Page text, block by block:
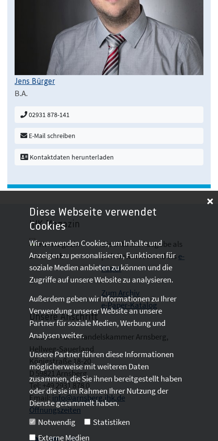
Jens Bürger
B.A.
02931 878-141
E-Mail schreiben
Kontaktdaten herunterladen
IHK-Magazin
Die aktuelle Ausgabe als
pdf- Downloadund als e-
Paper
Zum Archiv
e-Paper-Katalog
Unsere Anschrift
Industrie- und Handelskammer Arnsberg,
Hellweg-Sauerland
Königstraße 18-20
D 59821 Arnsberg
Tel: +49 2931 878 0
Email: info@arnsberg.ihk.de
Öffnungszeiten
Diese Webseite verwendet
Cookies
Wir verwenden Cookies, um Inhalte und
Anzeigen zu personalisieren, Funktionen für
soziale Medien anbieten zu können und die
Zugriffe auf unsere Website zu analysieren.
Außerdem geben wir Informationen zu Ihrer
Verwendung unserer Website an unsere
Partner für soziale Medien, Werbung und
Analysen weiter.
Unsere Partner führen diese Informationen
möglicherweise mit weiteren Daten
zusammen, die Sie ihnen bereitgestellt haben
oder die sie im Rahmen Ihrer Nutzung der
Dienste gesammelt haben.
Notwendig
Statistiken
Externe Medien